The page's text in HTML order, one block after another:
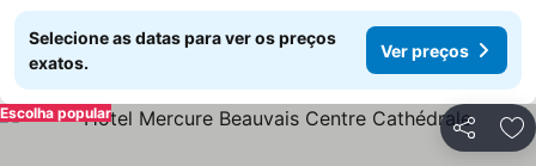
Selecione as datas para ver os preços
exatos.
Ver preços
Partilhar
Escolha popular